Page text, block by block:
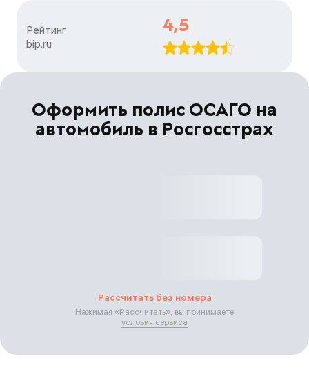
Рейтинг
bip.ru
4,5
Оформить полис ОСАГО на
автомобиль в Росгосстрах
Рассчитать без номера
Нажимая «Рассчитать», вы принимаете
условия сервиса